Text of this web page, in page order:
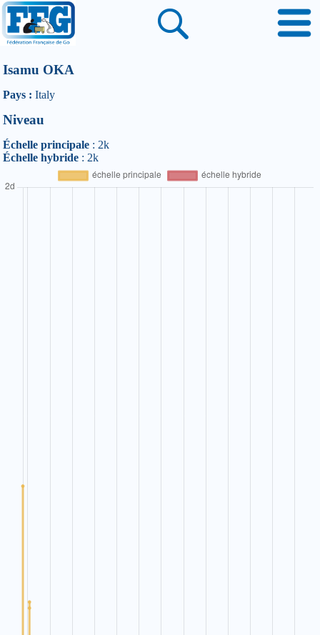
Isamu OKA
Pays : Italy
Niveau
Échelle principale : 2k
Échelle hybride : 2k